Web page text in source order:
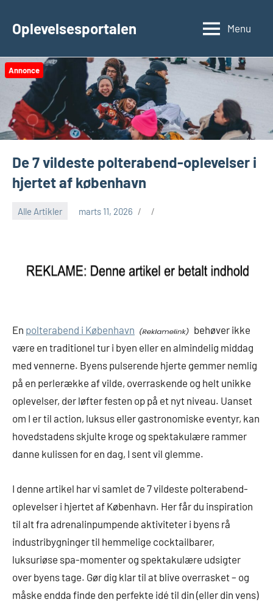
Oplevelsesportalen Menu
Annonce
De 7 vildeste polterabend-oplevelser i
hjertet af københavn
Alle Artikler marts 11, 2026
En polterabend i København
behøver ikke
være en traditionel tur i byen eller en almindelig middag
med vennerne. Byens pulserende hjerte gemmer nemlig
på en perlerække af vilde, overraskende og helt unikke
oplevelser, der løfter festen op på et nyt niveau. Uanset
om I er til action, luksus eller gastronomiske eventyr, kan
hovedstadens skjulte kroge og spektakulære rammer
danne kulissen for en dag, I sent vil glemme.
I denne artikel har vi samlet de 7 vildeste polterabend-
oplevelser i hjertet af København. Her får du inspiration
til alt fra adrenalinpumpende aktiviteter i byens rå
industribygninger til hemmelige cocktailbarer,
luksuriøse spa-momenter og spektakulære udsigter
over byens tage. Gør dig klar til at blive overrasket – og
måske endda finde den perfekte idé til din (eller din vens)